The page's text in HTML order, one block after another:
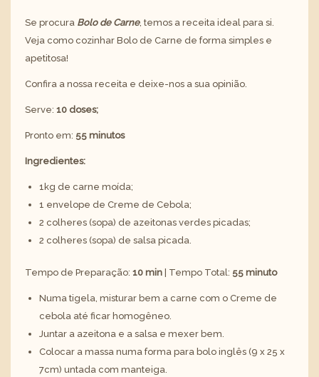
Se procura Bolo de Carne, temos a receita ideal para si.
Veja como cozinhar Bolo de Carne de forma simples e
apetitosa!
Confira a nossa receita e deixe-nos a sua opinião.
Serve: 10 doses;
Pronto em: 55 minutos
Ingredientes:
1kg de carne moída;
1 envelope de Creme de Cebola;
2 colheres (sopa) de azeitonas verdes picadas;
2 colheres (sopa) de salsa picada.
Tempo de Preparação: 10 min | Tempo Total: 55 minuto
Numa tigela, misturar bem a carne com o Creme de
cebola até ficar homogêneo.
Juntar a azeitona e a salsa e mexer bem.
Colocar a massa numa forma para bolo inglês (9 x 25 x
7cm) untada com manteiga.